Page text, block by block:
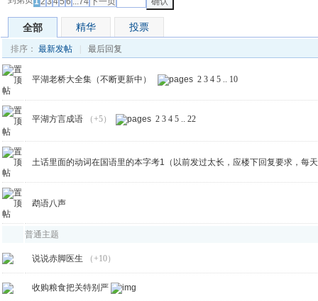
全部 精华 投票
排序： 最新发帖 | 最后回复
平湖老桥大全集（不断更新中） 2 3 4 5 .. 10
平湖方言成语 （+5） 2 3 4 5 .. 22
土话里面的动词在国语里的本字考1（以前发过太长，应楼下回复要求，每
鹉语八声
普通主题
说说赤脚医生 （+10）
收购粮食把关特别严